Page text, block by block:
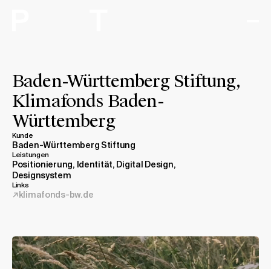
Arbeiten
Expertise
Studio
Journal
Baden-Württemberg Stiftung,
Klimafonds Baden-
Württemberg
Kunde
Baden-Württemberg Stiftung
Leistungen
Positionierung, Identität, Digital Design,
Designsystem
Links
klimafonds-bw.de